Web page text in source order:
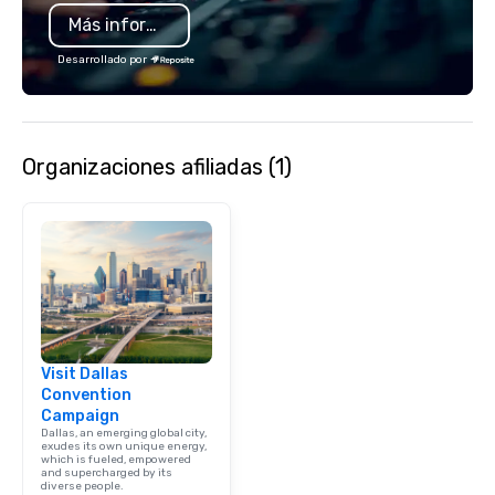
with utmost care,
engaging information
Más información
Desarrollado por
Organizaciones afiliadas (1)
Visit Dallas
Convention
Campaign
Dallas, an emerging global city,
exudes its own unique energy,
which is fueled, empowered
and supercharged by its
diverse people.